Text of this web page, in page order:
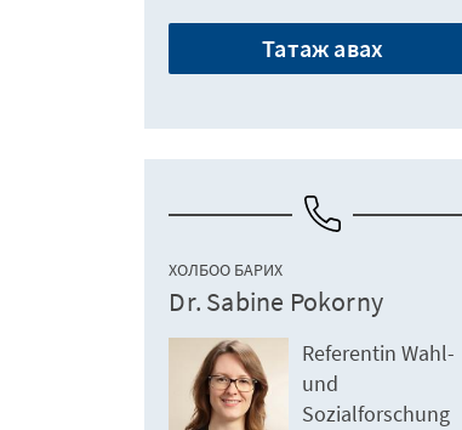
Татаж авах
ХОЛБОО БАРИХ
Dr. Sabine Pokorny
Referentin Wahl-
und
Sozialforschung